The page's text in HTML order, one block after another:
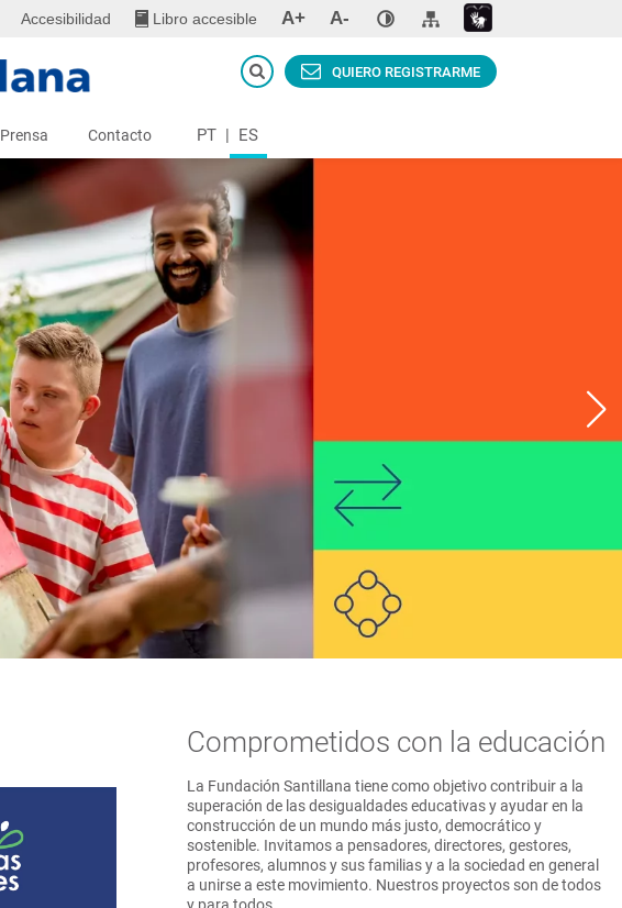
Accesibilidad Libro accesible A+ A-
Prensa Contacto PT | ES
QUIERO REGISTRARME
Comprometidos con la educación
La Fundación Santillana tiene como objetivo contribuir a la
superación de las desigualdades educativas y ayudar en la
construcción de un mundo más justo, democrático y
sostenible. Invitamos a pensadores, directores, gestores,
profesores, alumnos y sus familias y a la sociedad en general
a unirse a este movimiento. Nuestros proyectos son de todos